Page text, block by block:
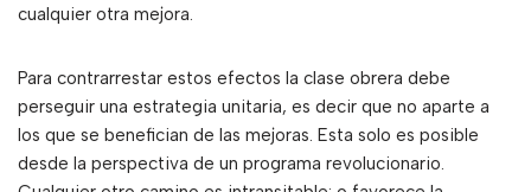
cualquier otra mejora.
Para contrarrestar estos efectos la clase obrera debe
perseguir una estrategia unitaria, es decir que no aparte a
los que se benefician de las mejoras. Esta solo es posible
desde la perspectiva de un programa revolucionario.